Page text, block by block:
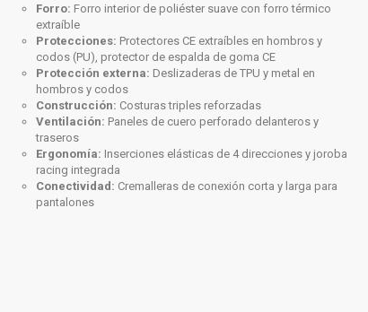
Forro: Forro interior de poliéster suave con forro térmico
extraíble
Protecciones: Protectores CE extraíbles en hombros y
codos (PU), protector de espalda de goma CE
Protección externa: Deslizaderas de TPU y metal en
hombros y codos
Construcción: Costuras triples reforzadas
Ventilación: Paneles de cuero perforado delanteros y
traseros
Ergonomía: Inserciones elásticas de 4 direcciones y joroba
racing integrada
Conectividad: Cremalleras de conexión corta y larga para
pantalones